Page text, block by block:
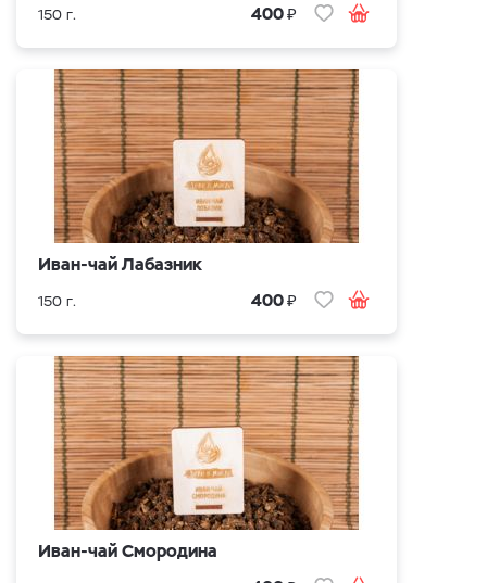
150 г. 400₽
Иван-чай Лабазник
150 г. 400₽
Иван-чай Смородина